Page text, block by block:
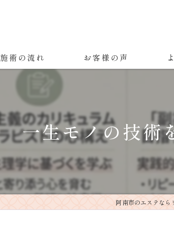
施術の流れ お客様の声
一生モノの技術
阿南市のエステなら